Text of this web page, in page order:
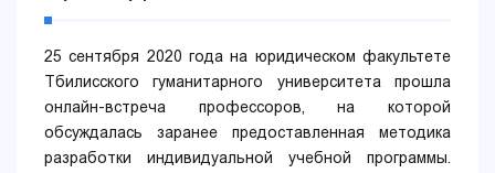
25 сентября 2020 года на юридическом факультете
Тбилисского гуманитарного университета прошла
онлайн-встреча профессоров, на которой
обсуждалась заранее предоставленная методика
разработки индивидуальной учебной программы.